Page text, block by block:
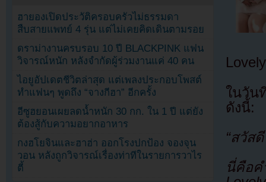
ในวัน
ดังนี้:
“สวัส
นี่คือค
ฮายองเปิดประวัติครอบครัวไม่ธรรมดา
สืบสายแพทย์ 4 รุ่น แต่ไม่เคยคิดเดินตามรอย
ดราม่างานครบรอบ 10 ปี BLACKPINK แฟน
วิจารณ์หนัก หลังจำกัดผู้ร่วมงานแค่ 40 คน
ไอยูอัปเดตชีวิตล่าสุด แต่เพลงประกอบโพสต์
ทำแฟนๆ พูดถึง “จางกีฮา” อีกครั้ง
อีซูฮยอนเผยลดน้ำหนัก 30 กก. ใน 1 ปี แต่ยัง
ต้องสู้กับความอยากอาหาร
กงฮโยจินและฮาฮ่า ออกโรงปกป้อง จองจุน
วอน หลังถูกวิจารณ์เรื่องท่าทีในรายการวาไร
ตี้